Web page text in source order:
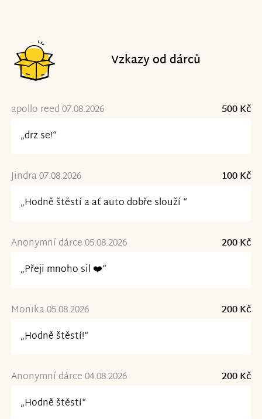
Vzkazy od dárců
apollo reed 07.08.2026
500 Kč
„drz se!“
Jindra 07.08.2026
100 Kč
„Hodně štěstí a ať auto dobře slouží “
Anonymní dárce 05.08.2026
200 Kč
„Přeji mnoho sil ❤️“
Monika 05.08.2026
200 Kč
„Hodně štěstí!“
Anonymní dárce 04.08.2026
200 Kč
„Hodně štěstí“